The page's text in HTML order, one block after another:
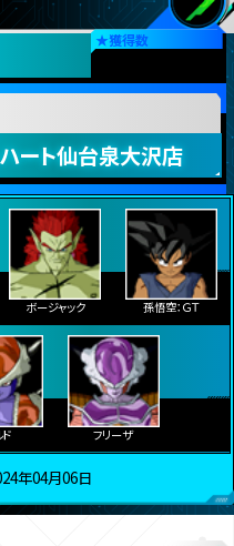
★獲得数
ート仙台泉大沢店
ボージャック 孫悟空：ＧＴ
フリーザ
年04月06日